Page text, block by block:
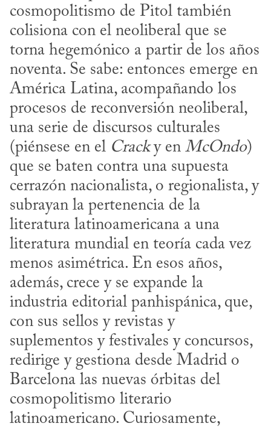
cosmopolitismo de Pitol también
colisiona con el neoliberal que se
torna hegemónico a partir de los años
noventa. Se sabe: entonces emerge en
América Latina, acompañando los
procesos de reconversión neoliberal,
una serie de discursos culturales
(piénsese en el Crack y en McOndo)
que se baten contra una supuesta
cerrazón nacionalista, o regionalista, y
subrayan la pertenencia de la
literatura latinoamericana a una
literatura mundial en teoría cada vez
menos asimétrica. En esos años,
además, crece y se expande la
industria editorial panhispánica, que,
con sus sellos y revistas y
suplementos y festivales y concursos,
redirige y gestiona desde Madrid o
Barcelona las nuevas órbitas del
cosmopolitismo literario
latinoamericano. Curiosamente,